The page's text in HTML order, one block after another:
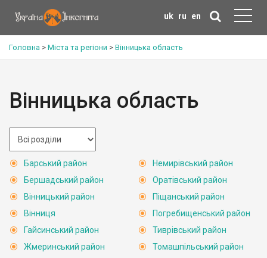
uk ru en
Головна > Міста та регіони > Вінницька область
Вінницька область
Барський район
Бершадський район
Вінницький район
Вінниця
Гайсинський район
Жмеринський район
Немирівський район
Оратівський район
Піщанський район
Погребищенський район
Тиврівський район
Томашпільський район